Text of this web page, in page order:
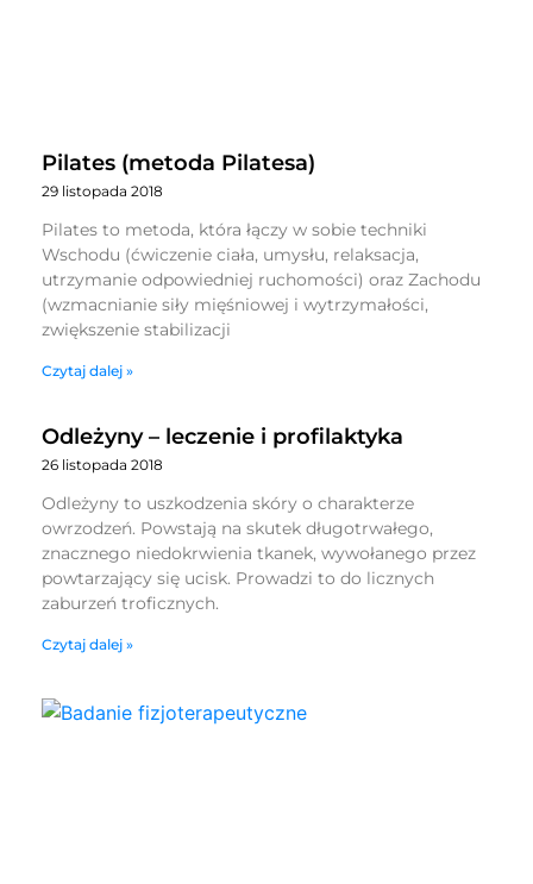
Pilates (metoda Pilatesa)
29 listopada 2018
Pilates to metoda, która łączy w sobie techniki
Wschodu (ćwiczenie ciała, umysłu, relaksacja,
utrzymanie odpowiedniej ruchomości) oraz Zachodu
(wzmacnianie siły mięśniowej i wytrzymałości,
zwiększenie stabilizacji
Czytaj dalej »
Odleżyny – leczenie i profilaktyka
26 listopada 2018
Odleżyny to uszkodzenia skóry o charakterze
owrzodzeń. Powstają na skutek długotrwałego,
znacznego niedokrwienia tkanek, wywołanego przez
powtarzający się ucisk. Prowadzi to do licznych
zaburzeń troficznych.
Czytaj dalej »